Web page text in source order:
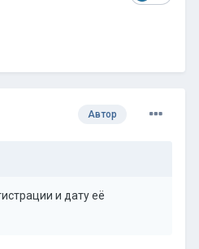
Автор
и дату её